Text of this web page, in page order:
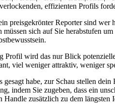
effizienten Profils
preisgekrönter Reporter sind wer
müssen sich auf Sie herabstufen
Profil wird das nur Blick
viel weniger attraktiv, weniger
gesagt habe, zur Schau stellen
indem Sie zugeben, dass ein
Handle zusätzlich zu dem